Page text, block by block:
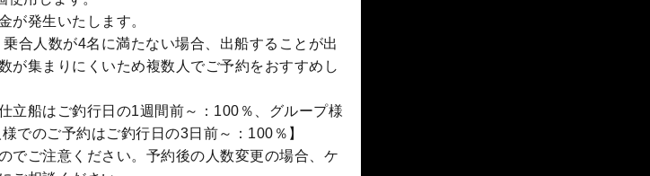
が発生いたします。
合人数が4名に満たない場合、出船することが出
が集まりにくいため複数人でご予約をおすすめし
立船はご釣行日の1週間前～：100％、グループ様
でのご予約はご釣行日の3日前～：100％】
でご注意ください。予約後の人数変更の場合、ケ